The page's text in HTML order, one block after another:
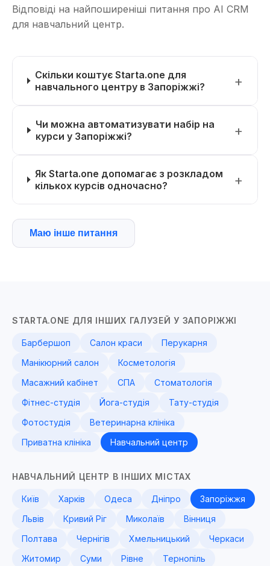
Відповіді на найпоширеніші питання про AI CRM
для навчальний центр.
Скільки коштує Starta.one для
навчального центру в Запоріжжі?
Чи можна автоматизувати набір на
курси у Запоріжжі?
Як Starta.one допомагає з розкладом
кількох курсів одночасно?
Маю інше питання
STARTA.ONE ДЛЯ ІНШИХ ГАЛУЗЕЙ У ЗАПОРІЖЖІ
Барбершоп Салон краси
Перукарня
Манікюрний салон
Косметологія
Масажний кабінет
СПА
Стоматологія
Фітнес-студія
Йога-студія
Тату-студія
Фотостудія
Ветеринарна клініка
Приватна клініка
Навчальний центр
НАВЧАЛЬНИЙ ЦЕНТР В ІНШИХ МІСТАХ
Київ Харків Одеса Дніпро
Запоріжжя
Львів
Кривий Ріг Миколаїв
Вінниця
Полтава
Чернігів Хмельницький
Черкаси
Житомир
Суми Рівне Тернопіль